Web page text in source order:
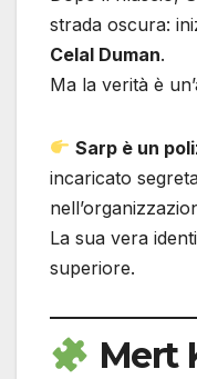
strada oscura:
Celal Duman.
Ma la verità è
Sarp è un
incaricato
La sua vera
superiore.
Mert